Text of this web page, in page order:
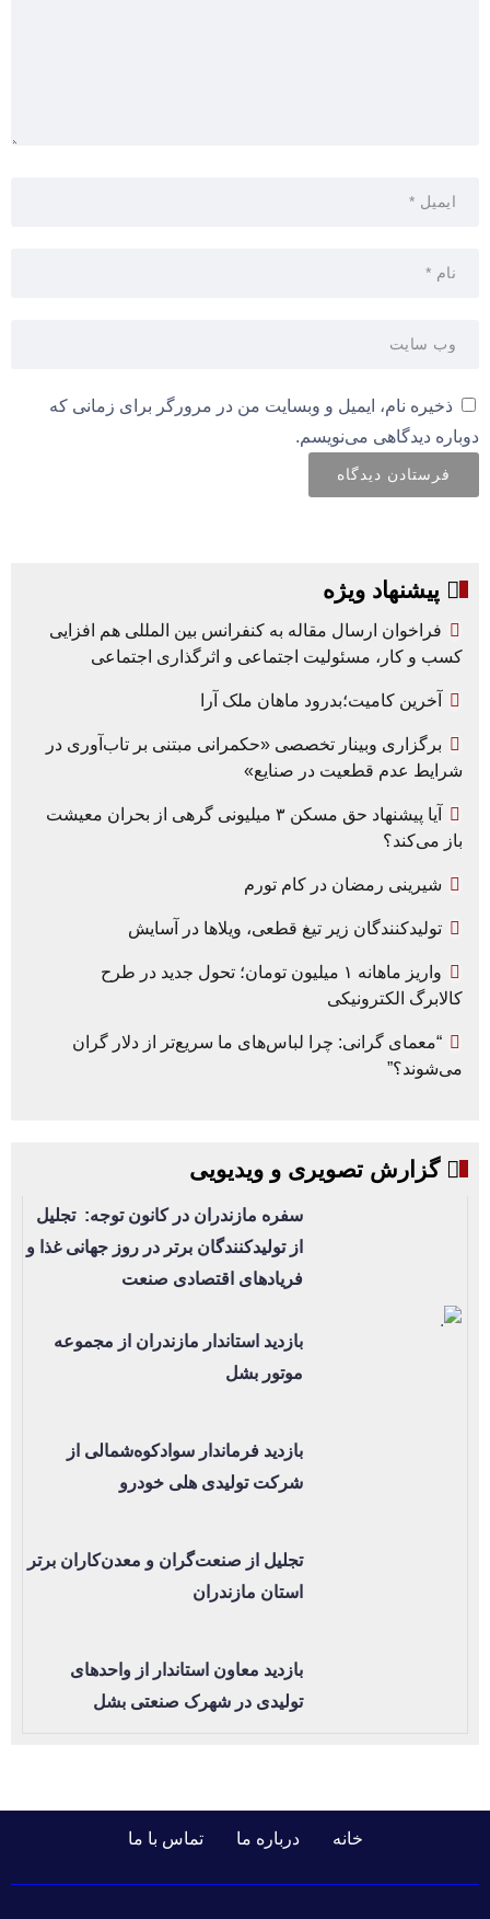
ذخیره نام، ایمیل و وبسایت من در مرورگر برای زمانی که
دوباره دیدگاهی می‌نویسم.
پیشنهاد ویژه
فراخوان ارسال مقاله به کنفرانس بین المللی هم افزایی
کسب و کار، مسئولیت اجتماعی و اثرگذاری اجتماعی
آخرین کامیت؛بدرود ماهان ملک آرا
برگزاری وبینار تخصصی «حکمرانی مبتنی بر تاب‌آوری در
شرایط عدم قطعیت در صنایع»
آیا پیشنهاد حق مسکن ۳ میلیونی گرهی از بحران معیشت
باز می‌کند؟
شیرینی رمضان در کام تورم
تولیدکنندگان زیر تیغ قطعی، ویلاها در آسایش
واریز ماهانه ۱ میلیون تومان؛ تحول جدید در طرح
کالابرگ الکترونیکی
“معمای گرانی: چرا لباس‌های ما سریع‌تر از دلار گران
می‌شوند؟”
گزارش تصویری و ویدیویی
سفره مازندران در کانون توجه: تجلیل
از تولیدکنندگان برتر در روز جهانی غذا و
فریادهای اقتصادی صنعت
بازدید استاندار مازندران از مجموعه
موتور بشل
بازدید فرماندار سوادکوه‌شمالی از
شرکت تولیدی هلی خودرو
تجلیل از صنعت‌گران و معدن‌کاران برتر
استان مازندران
بازدید معاون استاندار از واحدهای
تولیدی در شهرک صنعتی بشل
خانه درباره ما تماس با ما